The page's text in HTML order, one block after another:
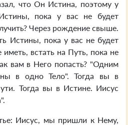
что Он Истина, поэтому у
пока у вас не будет
Через рождение свыше.
Истины, пока у вас не будет
встать на Путь, пока не
вам в Него попасть? "Одним
в одно Тело". Тогда вы в
Тогда вы в Истине. Иисус
Иисус, мы пришли к Нему,